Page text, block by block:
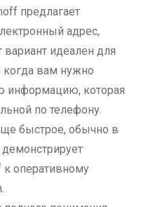
предлагает
адрес,
вариант идеален для
когда вам нужно
информацию, которая
по телефону.
быстрое, обычно в
оперативному